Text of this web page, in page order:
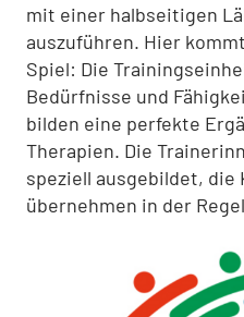
mit einer halbseitigen
auszuführen. Hier
Spiel: Die
Bedürfnisse und
bilden eine perfekte
Therapien. Die
speziell ausgebildet, die
übernehmen in der